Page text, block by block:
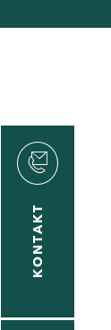
KONTAKT